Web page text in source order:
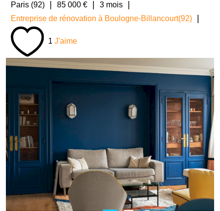
Paris (92) 85 000 € 3 mois
Entreprise de rénovation à Boulogne-Billancourt(92)
1 J'aime